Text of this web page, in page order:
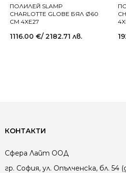
ПОЛИЛЕЙ SLAMP
CHARLOTTE GLOBE БЯЛ Ø60
СМ 4XE27
1116.00 €/ 2182.71 лв.
КОНТАКТИ
Сфера Лайт ООД
гр. София, ул. Опълченска, бл. 54